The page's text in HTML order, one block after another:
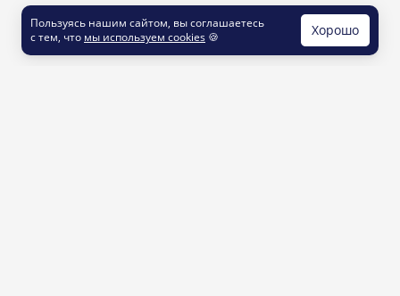
Пользуясь нашим сайтом, вы соглашаетесь
с тем, что мы используем cookies 🍪 Хорошо